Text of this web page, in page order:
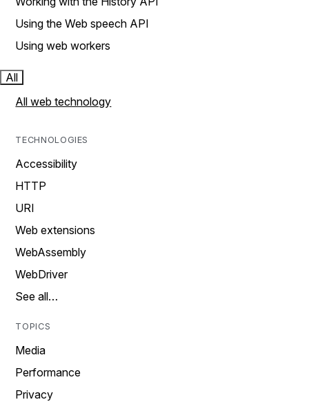
Using the Web speech API
Using web workers
All
All web technology
TECHNOLOGIES
Accessibility
HTTP
URI
Web extensions
WebAssembly
WebDriver
See all…
TOPICS
Media
Performance
Privacy